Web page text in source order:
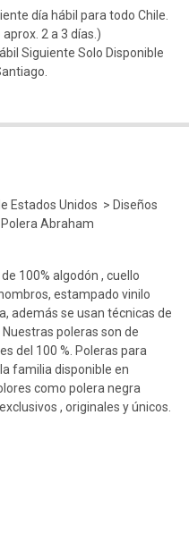
día hábil para todo Chile.
2 a 3 días.)
Siguiente Solo Disponible
Estados Unidos > Diseños
Abraham
100% algodón , cuello
estampado vinilo
además se usan técnicas de
poleras son de
del 100 %. Poleras para
familia disponible en
como polera negra
, originales y únicos.